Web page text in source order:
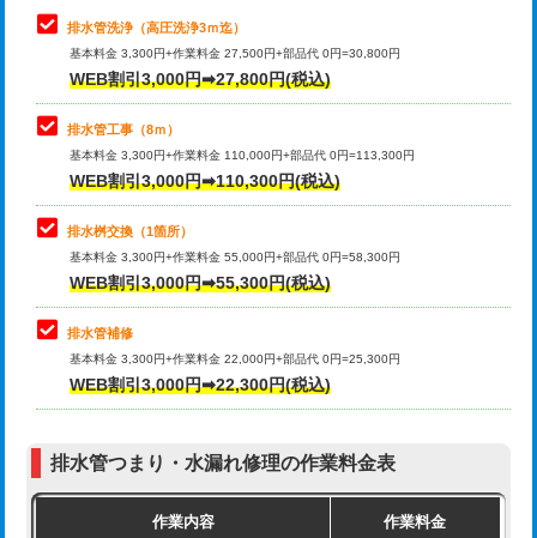
排水管工事（追加 排水管工事/3ｍ超
え）
マス交換（土の掘削・埋め戻し作業）
マス交換（深さ50㎝未満）
マス交換（深さ50㎝以上）
コンクリート斫り（厚さ10㎝まで）
コンクリート斫り（厚さ10㎝超え）
モルタル補修（厚さ10㎝まで）
モルタル補修（厚さ10㎝超え）
追加人工 16,500円
現場見積
理・調整・分解・加工など（中作業）
止水・漏水調査・防水処理・清掃・修
理・調整・分解・加工など（重作業）
33,000円
その他部品の脱着
交換・取付（タンク）
交換・取付(単水栓（壁付・デッキ
式）)
交換・取付(混合水栓（壁付・デッキ
式・ワンホール）)
16,500円+材料費
交換・取付(排水栓・排水トラップ
交換・取付（その他部品） 11,000円+材料費
持込商品取付（単水栓） 13,200円
排水管洗浄（高圧洗浄3ｍ迄）
基本料金 3,300円+作業料金 27,500円+部品代 0円=30,800円
WEB割引3,000円➡27,800円(税込)
排水管工事（8ｍ）
基本料金 3,300円+作業料金 110,000円+部品代 0円=113,300円
WEB割引3,000円➡110,300円(税込)
排水桝交換（1箇所）
基本料金 3,300円+作業料金 55,000円+部品代 0円=58,300円
WEB割引3,000円➡55,300円(税込)
排水管補修
基本料金 3,300円+作業料金 22,000円+部品代 0円=25,300円
WEB割引3,000円➡22,300円(税込)
排水管つまり・水漏れ修理の作業料金表
作業内容 作業料金